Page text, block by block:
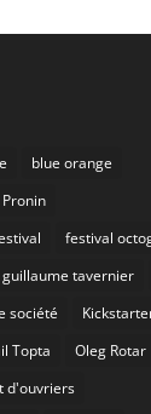
blue orange
festival
guillaume tavernier
société
Topta
Oleg Rotar
d'ouvriers